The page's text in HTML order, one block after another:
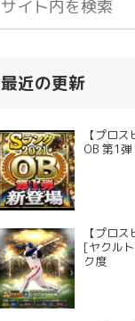
最近の更新
【プロ
OB 第1弾
【プロ
[ヤクル
ク度